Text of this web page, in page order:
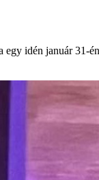
idén január 31-